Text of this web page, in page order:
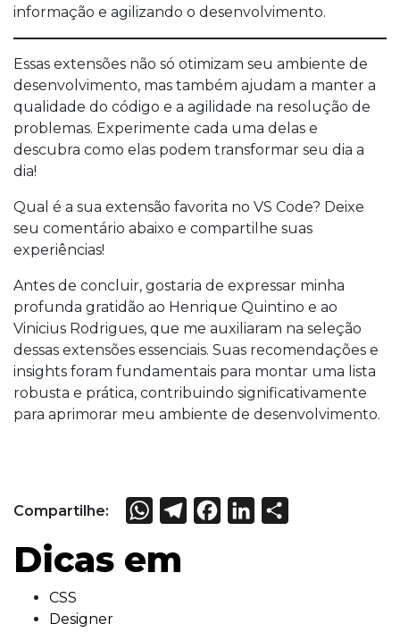
informação e agilizando o desenvolvimento.
Essas extensões não só otimizam seu ambiente de
desenvolvimento, mas também ajudam a manter a
qualidade do código e a agilidade na resolução de
problemas. Experimente cada uma delas e
descubra como elas podem transformar seu dia a
dia!
Qual é a sua extensão favorita no VS Code? Deixe
seu comentário abaixo e compartilhe suas
experiências!
Antes de concluir, gostaria de expressar minha
profunda gratidão ao Henrique Quintino e ao
Vinicius Rodrigues, que me auxiliaram na seleção
dessas extensões essenciais. Suas recomendações e
insights foram fundamentais para montar uma lista
robusta e prática, contribuindo significativamente
para aprimorar meu ambiente de desenvolvimento.
Compartilhe: WhatsApp
TelegramFacebook
LinkedIn
Dicas em
CSS
Designer